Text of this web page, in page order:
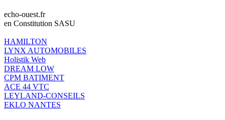
echo-ouest.fr
en Constitution SASU
HAMILTON
LYNX AUTOMOBILES
Holistik Web
DREAM LOW
CPM BATIMENT
ACE 44 VTC
LEYLAND-CONSEILS
EKLO NANTES